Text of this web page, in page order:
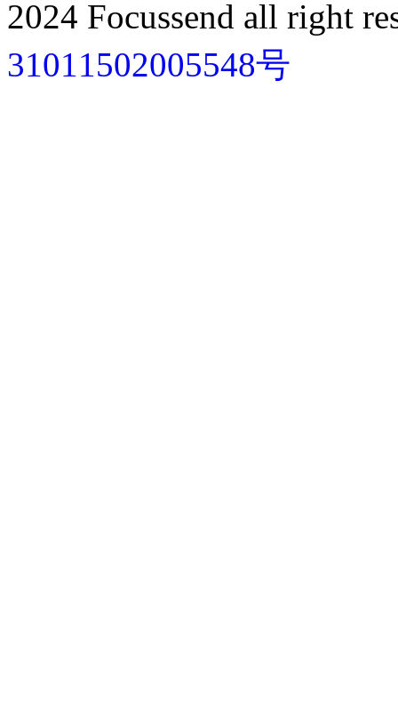
2024 Focussend all right
31011502005548号